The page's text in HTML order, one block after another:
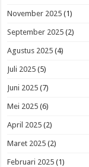
November 2025 (1)
September 2025 (2)
Agustus 2025 (4)
Juli 2025 (5)
Juni 2025 (7)
Mei 2025 (6)
April 2025 (2)
Maret 2025 (2)
Februari 2025 (1)